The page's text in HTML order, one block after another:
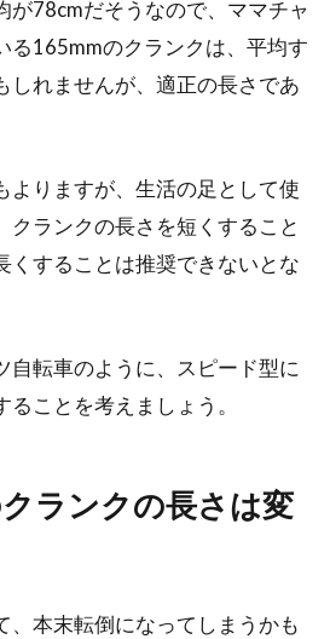
が78cmだそうなので、ママチャ
る165mmのクランクは、平均す
しれませんが、適正の長さであ
よりますが、生活の足として使
クランクの長さを短くすること
くすることは推奨できないとな
自転車のように、スピード型に
ことを考えましょう。
ランクの長さは変
、本末転倒になってしまうかも